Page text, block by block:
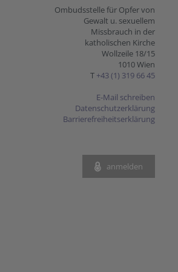
Ombudsstelle für Opfer von
Gewalt u. sexuellem
Missbrauch in der
katholischen Kirche
Wollzeile 18/15
1010 Wien
T +43 (1) 319 66 45
E-Mail schreiben
Datenschutzerklärung
Barrierefreiheitserklärung
anmelden